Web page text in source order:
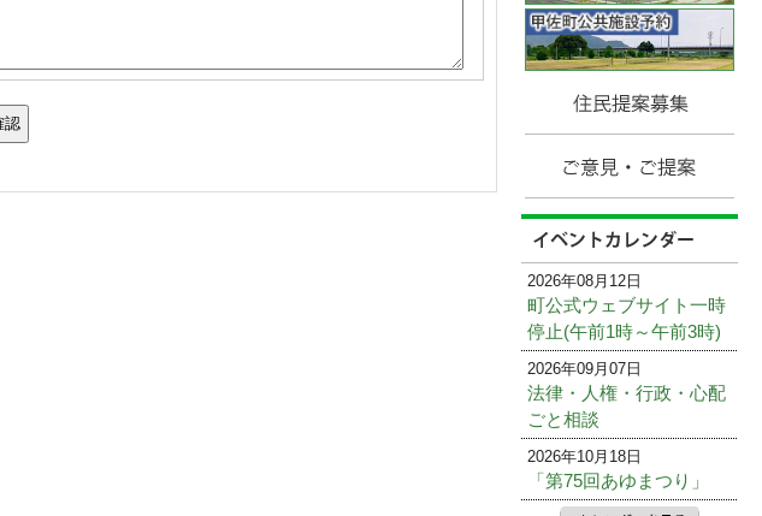
2026年08月12日
町公式ウェブサイト一時
停止(午前1時～午前3時)
2026年09月07日
法律・人権・行政・心配
ごと相談
2026年10月18日
「第75回あゆまつり」